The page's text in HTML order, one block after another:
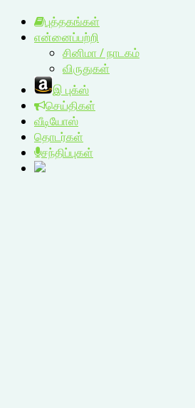
புத்தகங்கள்
என்னைப்பற்றி
சினிமா / நாடகம்
விருதுகள்
இ புக்ஸ்
செய்திகள்
வீடியோஸ்
தொடர்கள்
சந்திப்புகள்